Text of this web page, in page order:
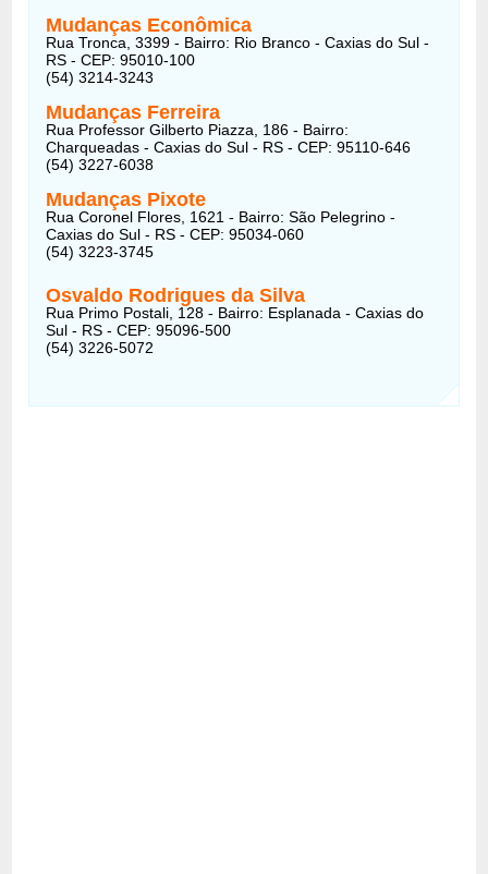
Mudanças Econômica
Rua Tronca, 3399 - Bairro: Rio Branco - Caxias do Sul -
RS - CEP: 95010-100
(54) 3214-3243
Mudanças Ferreira
Rua Professor Gilberto Piazza, 186 - Bairro:
Charqueadas - Caxias do Sul - RS - CEP: 95110-646
(54) 3227-6038
Mudanças Pixote
Rua Coronel Flores, 1621 - Bairro: São Pelegrino -
Caxias do Sul - RS - CEP: 95034-060
(54) 3223-3745
Osvaldo Rodrigues da Silva
Rua Primo Postali, 128 - Bairro: Esplanada - Caxias do
Sul - RS - CEP: 95096-500
(54) 3226-5072